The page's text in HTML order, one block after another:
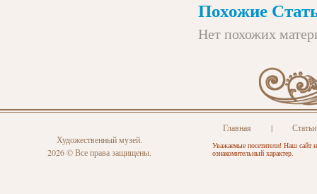
Похожие
Нет похожих
Художественный музей.
2026 © Все права защищены.
Главная | Статьи
Уважаемые посетители! Наш сайт
ознакомительный характер.